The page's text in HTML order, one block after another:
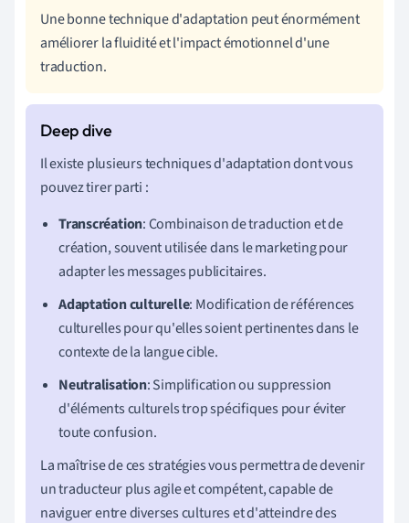
Une bonne technique d'adaptation peut énormément
améliorer la fluidité et l'impact émotionnel d'une
traduction.
Il existe plusieurs techniques d'adaptation dont vous
pouvez tirer parti :
Transcréation: Combinaison de traduction et de
création, souvent utilisée dans le marketing pour
adapter les messages publicitaires.
Adaptation culturelle: Modification de références
culturelles pour qu'elles soient pertinentes dans le
contexte de la langue cible.
Neutralisation: Simplification ou suppression
d'éléments culturels trop spécifiques pour éviter
toute confusion.
La maîtrise de ces stratégies vous permettra de devenir
un traducteur plus agile et compétent, capable de
naviguer entre diverses cultures et d'atteindre des